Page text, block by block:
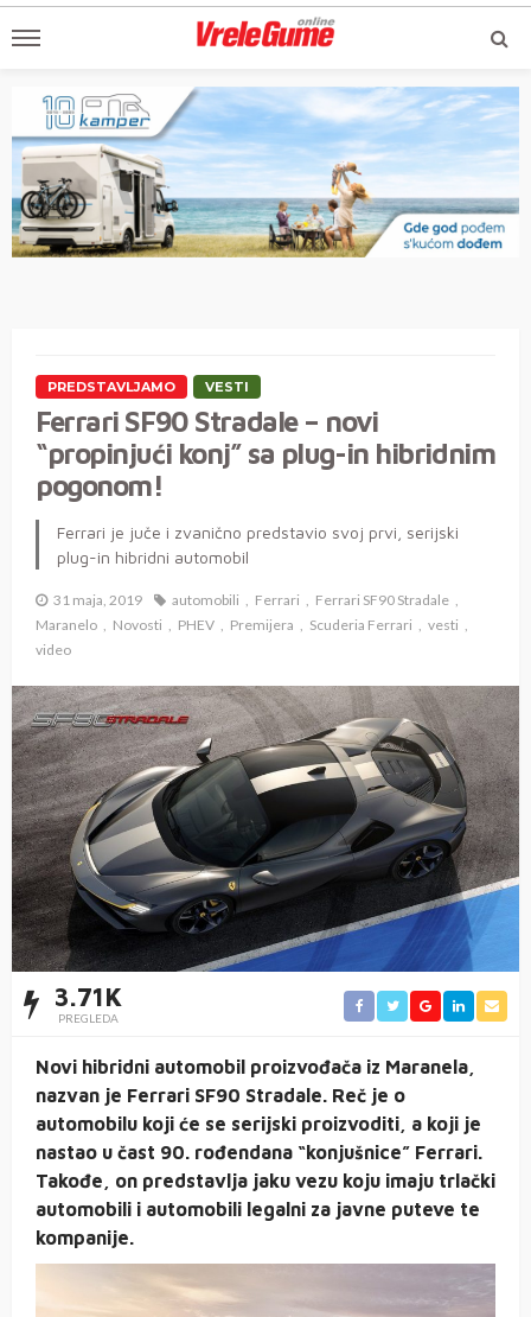
PREDSTAVLJAMO VESTI
Ferrari SF90 Stradale – novi
“propinjući konj” sa plug-in hibridnim
pogonom!
Ferrari je juče i zvanično predstavio svoj prvi, serijski
plug-in hibridni automobil
31 maja, 2019 automobili Ferrari
Ferrari SF90 Stradale
Maranelo
Novosti PHEV Premijera Scuderia Ferrari
vesti
video
3.71K
PREGLEDA
Novi hibridni automobil proizvođača iz Maranela,
nazvan je Ferrari SF90 Stradale. Reč je o
automobilu koji će se serijski proizvoditi, a koji je
nastao u čast 90. rođendana “konjušnice” Ferrari.
Takođe, on predstavlja jaku vezu koju imaju trlački
automobili i automobili legalni za javne puteve te
kompanije.